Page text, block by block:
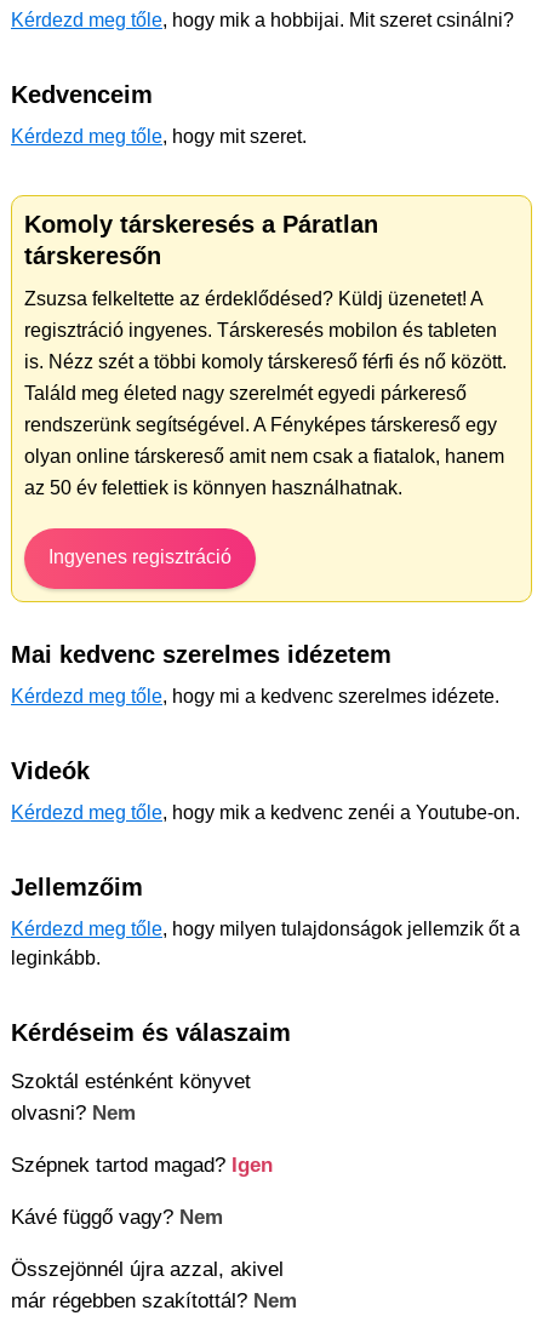
Kérdezd meg tőle, hogy mik a hobbijai. Mit szeret csinálni?
Kedvenceim
Kérdezd meg tőle, hogy mit szeret.
Komoly társkeresés a Páratlan
társkeresőn
Zsuzsa felkeltette az érdeklődésed? Küldj üzenetet! A
regisztráció ingyenes. Társkeresés mobilon és tableten
is. Nézz szét a többi komoly társkereső férfi és nő között.
Találd meg életed nagy szerelmét egyedi párkereső
rendszerünk segítségével. A Fényképes társkereső egy
olyan online társkereső amit nem csak a fiatalok, hanem
az 50 év felettiek is könnyen használhatnak.
Ingyenes regisztráció
Mai kedvenc szerelmes idézetem
Kérdezd meg tőle, hogy mi a kedvenc szerelmes idézete.
Videók
Kérdezd meg tőle, hogy mik a kedvenc zenéi a Youtube-on.
Jellemzőim
Kérdezd meg tőle, hogy milyen tulajdonságok jellemzik őt a
leginkább.
Kérdéseim és válaszaim
Szoktál esténként könyvet
olvasni? Nem
Szépnek tartod magad? Igen
Kávé függő vagy? Nem
Összejönnél újra azzal, akivel
már régebben szakítottál? Nem